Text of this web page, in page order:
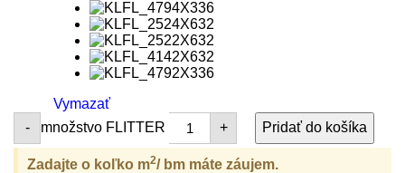
Vymazať
-
množstvo FLITTER + Pridať do košíka
Zadajte o koľko m2/ bm máte záujem.